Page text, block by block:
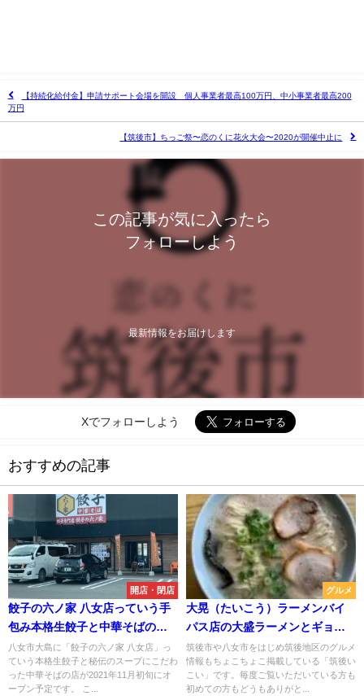
【持続化給付金】申請サポート会場を開設 個人事業者最高100万円、中小事業者最高200
万円
【筑後市】ちっご祭〜恋のくに花火大会〜2020が開催中止に
この記事が気に入ったら
フォローしよう
最新情報をお届けします
Xでフォローしよう
おすすめの記事
開店・閉店
餃子の六ノ家 八女店っていう手
包み本格生餃子と中華そばの店
が出来てる。11月初旬オープン
予定
八女市大島に「餃子の六ノ家 八女店」っ
ていう本格生餃子と秘伝のスープにこだわ
った中華そばの店が2021年11月初旬にオ
ープン予定です。 こ...
グルメ
大晃（たいこう）ラーメンバイ
パス店の大盛ラーメンとギョー
ザを満喫してきたよ（八女市）
筑後市や八女市をはじめ筑後地区のグルメ
情報もちょこちょこ掲載している「筑後い
こい」です。毎度ご覧いただいている方も
初めての方もどうもありがと...